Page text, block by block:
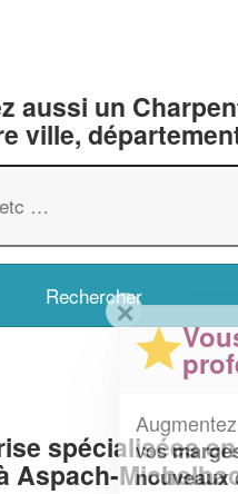
aussi un
ville,
spécialisées en
Aspach-
Vous êtes un
professionnel ?
votrechiffre
margestout en
clients!